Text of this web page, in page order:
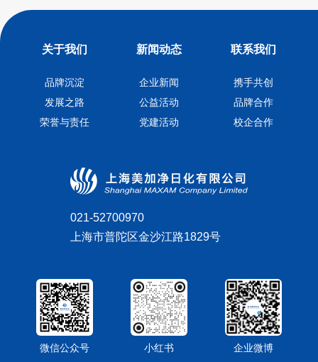
关于我们
品牌沉淀
发展之路
荣誉与责任
新闻动态
企业新闻
公益活动
党建活动
联系我们
携手共创
品牌合作
校企合作
021-52700970
上海市普陀区金沙江路1829号
微信公众号 小红书 企业微博